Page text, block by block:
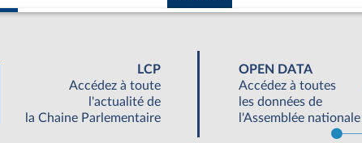
LCP
Accédez à toute
l'actualité de
la Chaine Parlementaire
OPEN DATA
Accédez à toutes
les données de
l'Assemblée nationale